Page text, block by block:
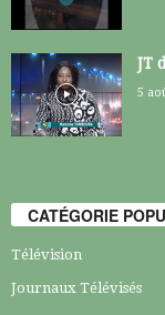
JT
5
CATÉGORIE
Télévision
Journaux Télévisés